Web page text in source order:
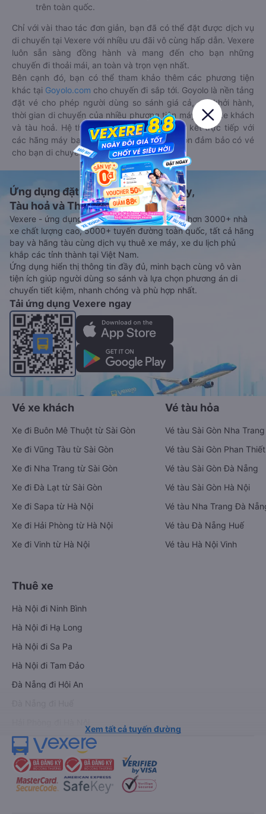
trên toàn quốc.
Chỉ với vài thao tác đơn giản, bạn đã có thể đặt được dịch vụ
di chuyển tại Vexere với nhiều ưu đãi vô cùng hấp dẫn. Vexere
luôn sẵn sàng đồng hành và mang đến cho bạn những
chuyến đi thoải mái, an toàn và trọn vẹn nhất.
Bên cạnh đó, bạn có thể tham khảo thêm các phương tiện
khác tại Goyolo.com cho chuyến đi sắp tới. Goyolo là nền tảng
đặt vé cho phép người dùng so sánh giá cả, giờ khởi hành,
thời gian di chuyển của nhiều phương tiện máy bay, xe khách
và tàu hoả. Hệ thống của Goyolo được liên kết trực tiếp với
các hãng máy bay, xe khách và tàu hoả, luôn đảm bảo có vé
cho bạn di chuyển.
Ứng dụng đặt vé Xe khách, Máy bay,
Tàu hoả và Thuê xe
Vexere - ứng dụng đặt vé đa phương tiện với hơn 3000+ nhà
xe chất lượng cao, 5000+ tuyến đường toàn quốc, tất cả hãng
bay và hãng tàu cùng dịch vụ thuê xe máy, xe du lịch phủ
khắp các tỉnh thành tại Việt Nam.
Ứng dụng hiển thị thông tin đầy đủ, minh bạch cùng vô vàn
tiện ích giúp người dùng so sánh và lựa chọn phương án di
chuyển tiết kiệm, nhanh chóng và phù hợp nhất.
Tải ứng dụng Vexere ngay
Vé xe khách
Xe đi Buôn Mê Thuột từ Sài Gòn
Xe đi Vũng Tàu từ Sài Gòn
Xe đi Nha Trang từ Sài Gòn
Xe đi Đà Lạt từ Sài Gòn
Xe đi Sapa từ Hà Nội
Xe đi Hải Phòng từ Hà Nội
Xe đi Vinh từ Hà Nội
Vé tàu hỏa
Vé tàu Sài Gòn Nha Trang
Vé tàu Sài Gòn Phan Thiết
Vé tàu Sài Gòn Đà Nẵng
Vé tàu Sài Gòn Hà Nội
Vé tàu Nha Trang Đà
Vé tàu Đà Nẵng Huế
Vé tàu Hà Nội Vinh
Thuê xe
Hà Nội đi Ninh Bình
Hà Nội đi Hạ Long
Hà Nội đi Sa Pa
Hà Nội đi Tam Đảo
Đà Nẵng đi Hội An
Xem tất cả tuyến đường